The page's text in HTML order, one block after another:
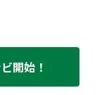
開始！